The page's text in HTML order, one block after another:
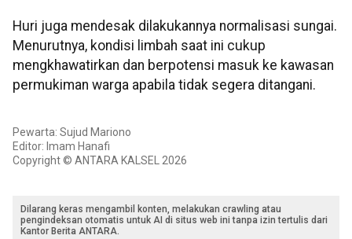
Huri juga mendesak dilakukannya normalisasi sungai.
Menurutnya, kondisi limbah saat ini cukup
mengkhawatirkan dan berpotensi masuk ke kawasan
permukiman warga apabila tidak segera ditangani.
Pewarta: Sujud Mariono
Editor: Imam Hanafi
Copyright © ANTARA KALSEL 2026
Dilarang keras mengambil konten, melakukan crawling atau
pengindeksan otomatis untuk AI di situs web ini tanpa izin tertulis dari
Kantor Berita ANTARA.